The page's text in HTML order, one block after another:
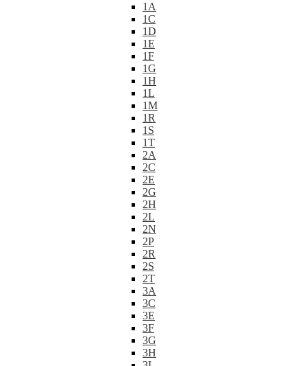
1A
1C
1D
1E
1F
1G
1H
1L
1M
1R
1S
1T
2A
2C
2E
2G
2H
2L
2N
2P
2R
2S
2T
3A
3C
3E
3F
3G
3H